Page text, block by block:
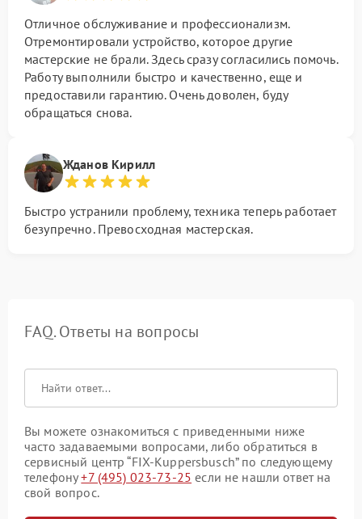
Отличное обслуживание и профессионализм.
Отремонтировали устройство, которое другие
мастерские не брали. Здесь сразу согласились помочь.
Работу выполнили быстро и качественно, еще и
предоставили гарантию. Очень доволен, буду
обращаться снова.
Жданов Кирилл
Быстро устранили проблему, техника теперь работает
безупречно. Превосходная мастерская.
FAQ. Ответы на вопросы
Вы можете ознакомиться с приведенными ниже
часто задаваемыми вопросами, либо обратиться в
сервисный центр “FIX-Kuppersbusch” по следующему
телефону+7 (495) 023-73-25 если не нашли ответ на
свой вопрос.